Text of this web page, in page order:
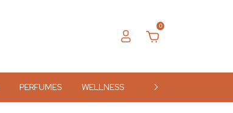
0
PERFUMES WELLNESS ACESSÓRIOS